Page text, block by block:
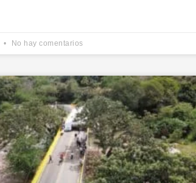
No hay comentarios